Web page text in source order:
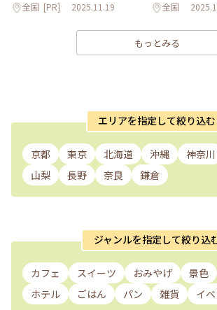
全国 [PR] 2025.11.19 全国
もっとみる
エリアを指定して絞り込む
京都 東京 北海道 沖縄 神奈川
山梨
長野 奈良 鎌倉
ジャンルを指定して絞り込
カフェ スイーツ おみやげ 景色
ホテル
ごはん パン 雑貨 イ